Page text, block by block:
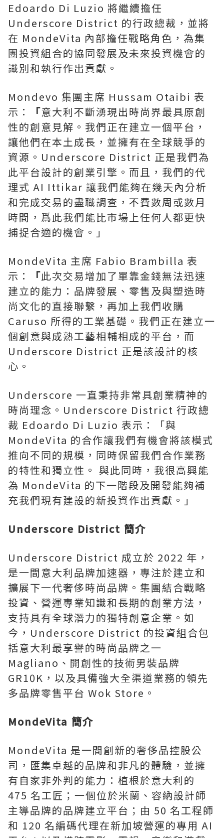
Edoardo Di Luzio 將繼續擔任
Underscore District 的行政總裁，並將
在 MondeVita 內部擔任戰略角色，為集
團投資組合的協同發展及未來投資機會的
識別和執行作出貢獻。
Mondevo 集團主席 Hussam Otaibi 表
示：
「意大利不斷湧現出時尚界最具原創
性的創意見解。我們正在建立一個平台，
讓他們在本土成長，並擁有在全球競爭的
資源。Underscore District 正是我們為
此平台設計的創業引擎。而且，我們的代
理式 AI Ittikar 讓我們能夠在幾天內分析
和完成交易的盡職調查，不費數周或數月
時間，爲此我們能比市場上任何人都更快
捕捉合適的機會。」
MondeVita 主席 Fabio Brambilla 表
示：
「此次交易增加了單靠金錢無法迅速
建立的能力：品牌發展、零售及與塑造時
尚文化的直接聯繫，再加上我們收購
Caruso 所得的工業基礎。我們正在建立一
個創意與成熟工藝相輔相成的平台，而
Underscore District 正是該設計的核
心。
Underscore 一直秉持非常具創業精神的
時尚理念。Underscore District 行政總
裁 Edoardo Di Luzio 表示：「與
MondeVita 的合作讓我們有機會將該模式
推向不同的規模，同時保留我們合作業務
的特性和獨立性。 與此同時，我很高興能
為 MondeVita 的下一階段及開發能夠補
充我們現有建設的新投資作出貢獻。」
Underscore District 簡介
Underscore District 成立於 2022 年，
是一間意大利品牌加速器，專注於建立和
擴展下一代奢侈時尚品牌。集團結合戰略
投資、營運專業知識和長期的創業方法，
支持具有全球潛力的獨特創意企業。如
今，Underscore District 的投資組合包
括意大利最享譽的時尚品牌之一
Magliano、開創性的技術男裝品牌
GR10K，以及具備強大全渠道業務的領先
多品牌零售平台 Wok Store。
MondeVita 簡介
MondeVita 是一間創新的奢侈品控股公
司，匯集卓越的品牌和非凡的體驗，並擁
有自家非外判的能力：植根於意大利的
475 名工匠；一個位於米蘭、容納設計師
主導品牌的品牌建立平台；由 50 名工程師
和 120 名編碼代理在新加坡營運的專用 AI